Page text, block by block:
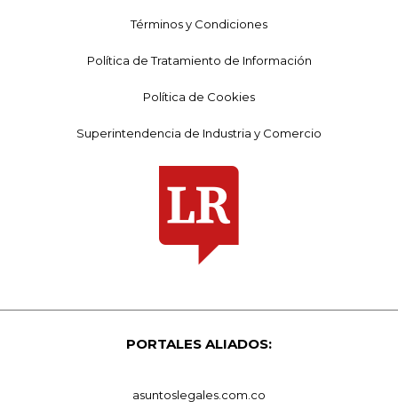
Términos y Condiciones
Política de Tratamiento de Información
Política de Cookies
Superintendencia de Industria y Comercio
PORTALES ALIADOS:
asuntoslegales.com.co